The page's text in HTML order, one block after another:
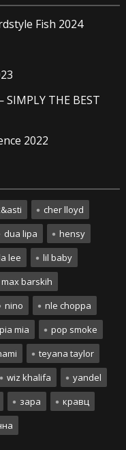
Fish 2024
THE BEST
2022
cher lloyd
dua lipa
hensy
lee
lil baby
max barskih
nino
nle choppa
pia mia
pop smoke
teyana taylor
wiz khalifa
yandel
зара
кравц